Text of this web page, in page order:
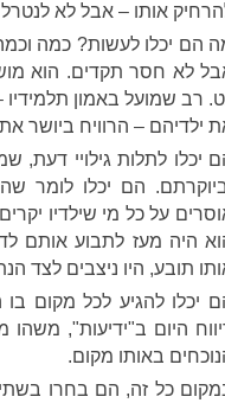
אותו – אבל לא לנטרל
הם יכלו לעשות? כמה
לא חסר תקדים. הוא
רב שמועל באמון תלמידיו
ילדיהם – הרוויח ביושר
יכלו לתלות גילויי דעת,
הם יכלו לומר
על כל מי שילדיו
היה מעז לתבוע אותם
תובע, היו ניצבים לצד
יכלו להגיע לכל מקום
היום ב"ידיעות",
באותו מקום.
כל זה, הם בחרו